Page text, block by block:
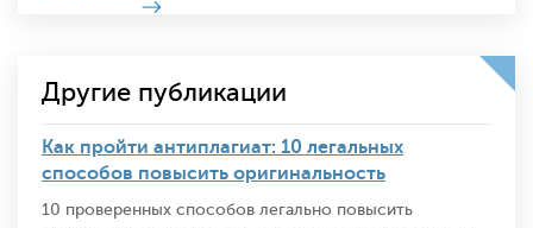
Другие публикации
Как пройти антиплагиат: 10 легальных
способов повысить оригинальность
10 проверенных способов легально повысить